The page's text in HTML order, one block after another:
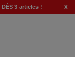
3 articles ! x